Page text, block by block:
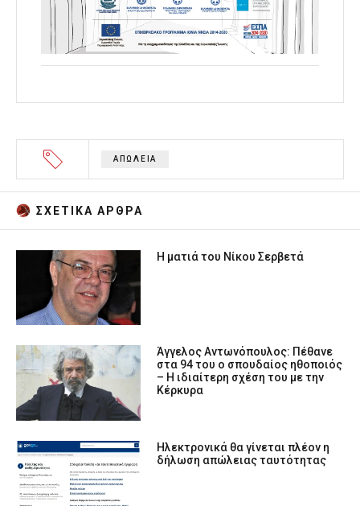
ΑΠΩΛΕΙΑ
ΣΧΕΤΙΚA AΡΘΡΑ
Η ματιά του Νίκου Σερβετά
Άγγελος Αντωνόπουλος: Πέθανε
στα 94 του ο σπουδαίος ηθοποιός
– Η ιδιαίτερη σχέση του με την
Κέρκυρα
Ηλεκτρονικά θα γίνεται πλέον η
δήλωση απώλειας ταυτότητας